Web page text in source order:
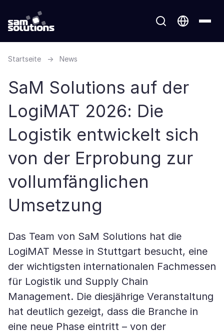
Startseite → News
SaM Solutions auf der
LogiMAT 2026: Die
Logistik entwickelt sich
von der Erprobung zur
vollumfänglichen
Umsetzung
Das Team von SaM Solutions hat die
LogiMAT Messe in Stuttgart besucht, eine
der wichtigsten internationalen Fachmessen
für Logistik und Supply Chain
Management. Die diesjährige Veranstaltung
hat deutlich gezeigt, dass die Branche in
eine neue Phase eintritt – von der